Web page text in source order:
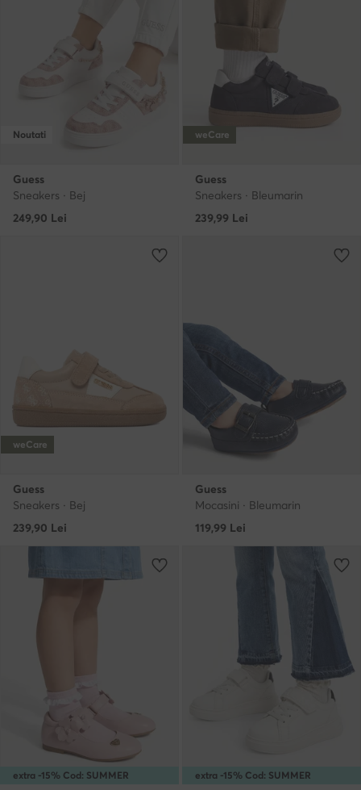
Noutati
Guess
Sneakers · Bej
249,90 Lei
weCare
Guess
Sneakers · Bleumarin
239,99 Lei
weCare
Guess
Sneakers · Bej
239,90 Lei
Guess
Mocasini · Bleumarin
119,99 Lei
extra -15% Cod: SUMMER extra -15% Cod: SUMMER